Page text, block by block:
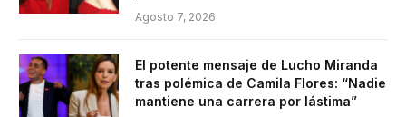
Agosto 7, 2026
El potente mensaje de Lucho Miranda
tras polémica de Camila Flores: “Nadie
mantiene una carrera por lástima”